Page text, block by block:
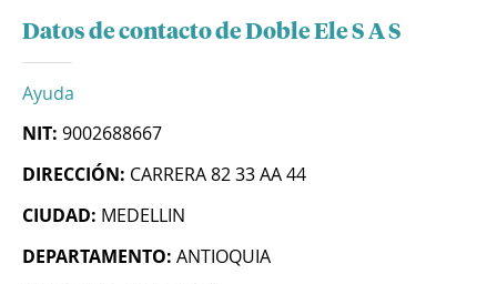
Datos de contacto de Doble Ele S A S
Ayuda
NIT: 9002688667
DIRECCIÓN: CARRERA 82 33 AA 44
CIUDAD: MEDELLIN
DEPARTAMENTO: ANTIOQUIA